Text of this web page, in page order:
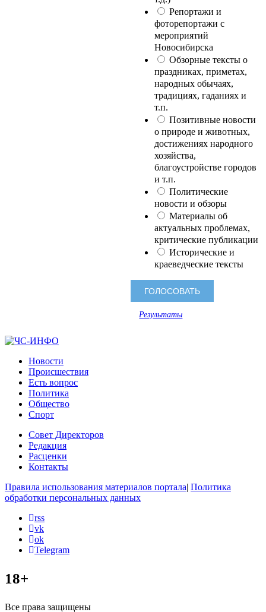
Репортажи и
фоторепортажи с
мероприятий
Новосибирска
Обзорные тексты о
праздниках, приметах,
народных обычаях,
традициях, гаданиях и
т.п.
Позитивные новости
о природе и животных,
достижениях народного
хозяйства,
благоустройстве городов
и т.п.
Политические
новости и обзоры
Материалы об
актуальных проблемах,
критические публикации
Исторические и
краеведческие тексты
Результаты
Новости
Происшествия
Есть вопрос
Политика
Общество
Спорт
Совет Директоров
Редакция
Расценки
Контакты
Правила использования материалов портала| Политика
обработки персональных данных
rss
vk
ok
Telegram
18+
Все права защищены